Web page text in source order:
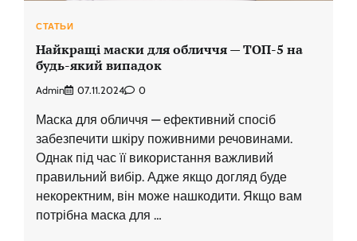
СТАТЬИ
Найкращі маски для обличчя — ТОП-5 на
будь-який випадок
Admin 07.11.2024 0
Маска для обличчя — ефективний спосіб
забезпечити шкіру поживними речовинами.
Однак під час її використання важливий
правильний вибір. Адже якщо догляд буде
некоректним, він може нашкодити. Якщо вам
потрібна маска для …